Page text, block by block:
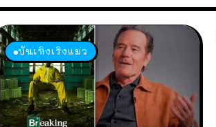
บันเทิงเริงแมว